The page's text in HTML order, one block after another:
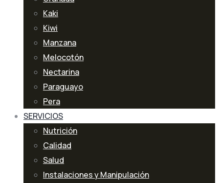
Kaki
Kiwi
Manzana
Melocotón
Nectarina
Paraguayo
Pera
SERVICIOS
Nutrición
Calidad
Salud
Instalaciones y Manipulación